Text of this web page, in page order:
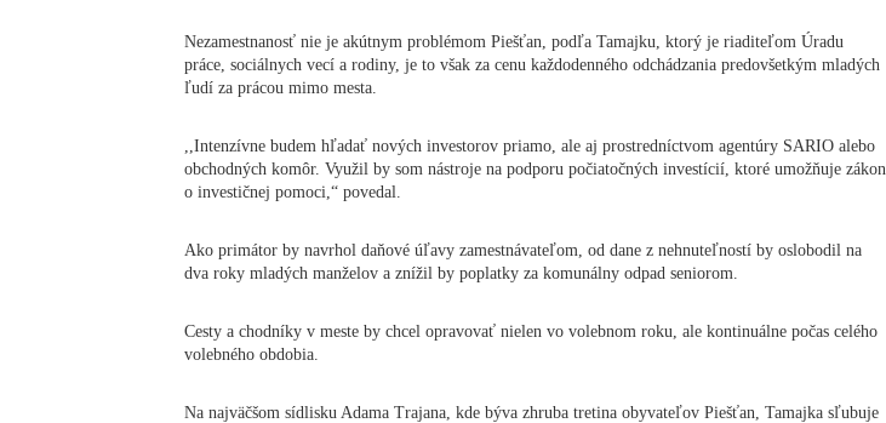
Nezamestnanosť nie je akútnym problémom Piešťan, podľa Tamajku, ktorý je riaditeľom Úradu
práce, sociálnych vecí a rodiny, je to však za cenu každodenného odchádzania predovšetkým mladých
ľudí za prácou mimo mesta.
,,Intenzívne budem hľadať nových investorov priamo, ale aj prostredníctvom agentúry SARIO alebo
obchodných komôr. Využil by som nástroje na podporu počiatočných investícií, ktoré umožňuje zákon
o investičnej pomoci,“ povedal.
Ako primátor by navrhol daňové úľavy zamestnávateľom, od dane z nehnuteľností by oslobodil na
dva roky mladých manželov a znížil by poplatky za komunálny odpad seniorom.
Cesty a chodníky v meste by chcel opravovať nielen vo volebnom roku, ale kontinuálne počas celého
volebného obdobia.
Na najväčšom sídlisku Adama Trajana, kde býva zhruba tretina obyvateľov Piešťan, Tamajka sľubuje